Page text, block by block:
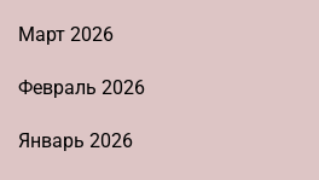
Март 2026
Февраль 2026
Январь 2026